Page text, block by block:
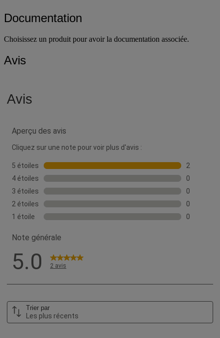
Documentation
Choisissez un produit pour avoir la documentation associée.
Avis